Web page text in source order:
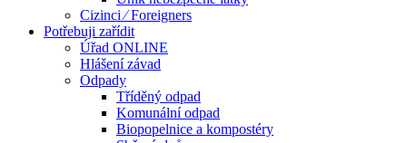
Cizinci ⁄ Foreigners
Potřebuji zařídit
Úřad ONLINE
Hlášení závad
Odpady
Tříděný odpad
Komunální odpad
Biopopelnice a kompostéry